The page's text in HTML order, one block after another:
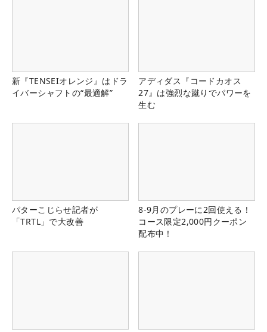
新『TENSEIオレンジ』はドラ
イバーシャフトの“最適解”
アディダス『コードカオス
27』は強烈な蹴りでパワーを
生む
パターこじらせ記者が
「TRTL」で大改善
8-9月のプレーに2回使える！
コース限定2,000円クーポン
配布中！